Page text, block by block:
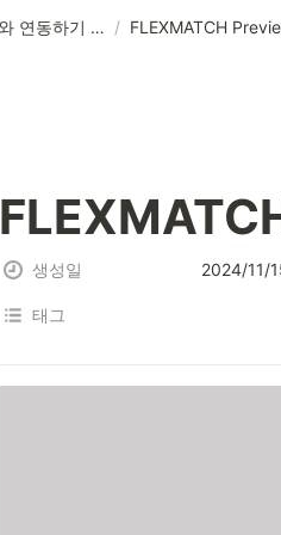
플렉스매치와 연동하기 (1) / FLEXMATCH
생성일 2024/11/
태그